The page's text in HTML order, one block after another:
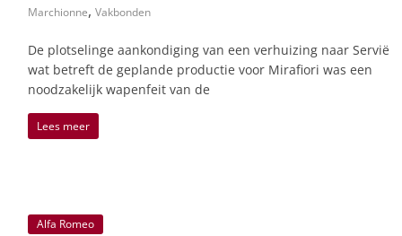
Marchionne, Vakbonden
De plotselinge aankondiging van een verhuizing naar Servië
wat betreft de geplande productie voor Mirafiori was een
noodzakelijk wapenfeit van de
Lees meer
Alfa Romeo